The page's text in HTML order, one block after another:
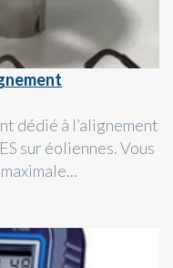
dédié à l’alignement
sur éoliennes. Vous